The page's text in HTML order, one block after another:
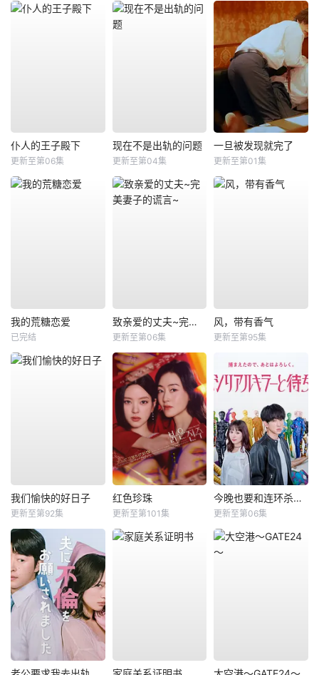
仆人的王子殿下
更新至第06集
现在不是出轨的问题
更新至第04集
一旦被发现就完了
更新至第01集
我的荒糖恋爱
已完结
致亲爱的丈夫~完美妻子的谎言~
更新至第06集
风，带有香气
更新至第95集
我们愉快的好日子
更新至第92集
红色珍珠
更新至第101集
今晚也要和连环杀手约会
更新至第06集